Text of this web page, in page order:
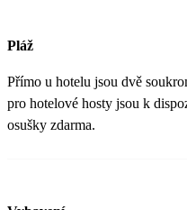
Pláž
Přímo u hotelu jsou dvě
pro hotelové hosty jsou k
osušky zdarma.